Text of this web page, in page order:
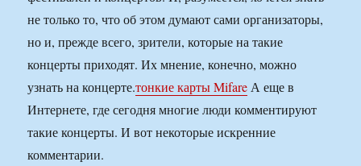
не только то, что об этом думают сами организаторы,
но и, прежде всего, зрители, которые на такие
концерты приходят. Их мнение, конечно, можно
узнать на концерте.тонкие карты MifareА еще в
Интернете, где сегодня многие люди комментируют
такие концерты. И вот некоторые искренние
комментарии.